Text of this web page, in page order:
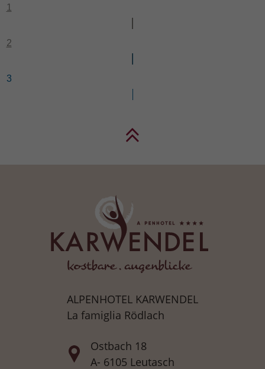
us1
2
3
ALPENHOTEL KARWENDEL
La famiglia Rödlach
Ostbach 18
A- 6105 Leutasch